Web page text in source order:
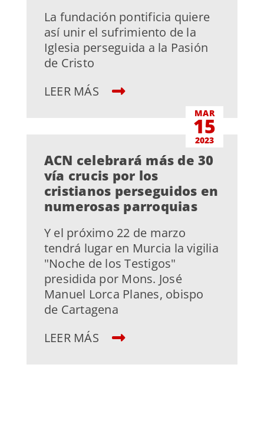
La fundación pontificia quiere
así unir el sufrimiento de la
Iglesia perseguida a la Pasión
de Cristo
LEER MÁS
MAR
15
2023
ACN celebrará más de 30
vía crucis por los
cristianos perseguidos en
numerosas parroquias
Y el próximo 22 de marzo
tendrá lugar en Murcia la vigilia
"Noche de los Testigos"
presidida por Mons. José
Manuel Lorca Planes, obispo
de Cartagena
LEER MÁS